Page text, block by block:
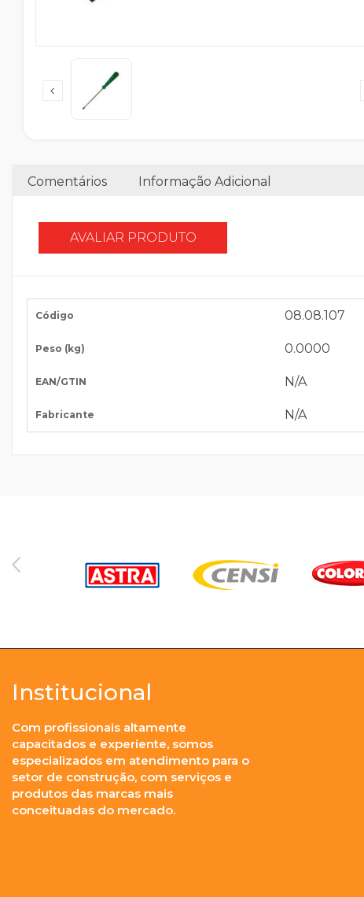
Comentários Informação Adicional
AVALIAR PRODUTO
Código 08.08.107
Peso (kg) 0.0000
EAN/GTIN N/A
Fabricante N/A
Institucional
Com profissionais altamente
capacitados e experiente, somos
especializados em atendimento para o
setor de construção, com serviços e
produtos das marcas mais
conceituadas do mercado.